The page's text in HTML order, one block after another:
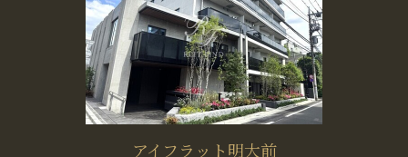
アイフラット明大前